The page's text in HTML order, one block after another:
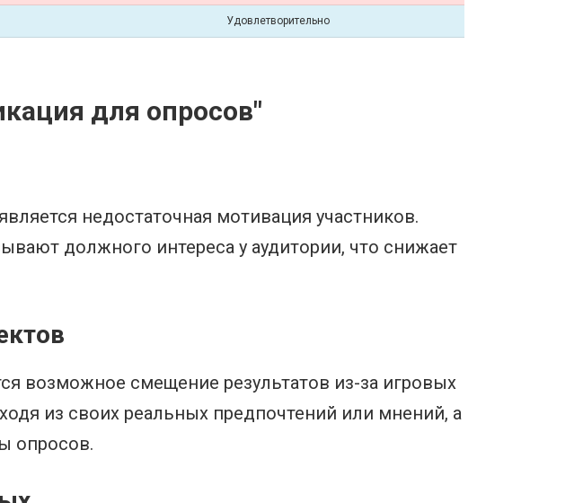
Удовлетворительно
для опросов"
недостаточная мотивация участников.
должного интереса у аудитории, что снижает
возможное смещение результатов из-за игровых
из своих реальных предпочтений или мнений, а
опросов.